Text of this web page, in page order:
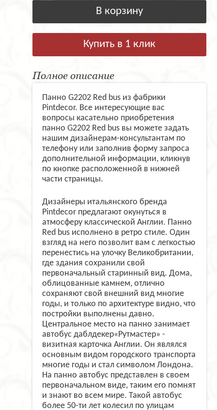
В корзину
Купить в 1 клик
Полное описание
Панно G2202 Red bus из фабрики
Pintdecor. Все интересующие вас
вопросы касательно приобретения
панно G2202 Red bus вы можете задать
нашим дизайнерам-консультантам по
телефону или заполнив форму запроса
дополнительной информации, кликнув
по кнопке расположенной в нижней
части страницы.
Дизайнеры итальянского бренда
Pintdecor предлагают окунуться в
атмосферу классической Англии. Панно
Red bus исполнено в ретро стиле. Один
взгляд на него позволит вам с легкостью
перенестись на улочку Великобритании,
где здания сохранили свой
первоначальный старинный вид. Дома,
облицованные камнем, отлично
сохраняют свой внешний вид многие
годы, и только по архитектуре видно, что
постройки выполнены давно.
Центральное место на панно занимает
автобус даблдекер«Рутмастер» -
визитная карточка Англии. Он являлся
основным видом городского транспорта
многие годы и стал символом Лондона.
На панно автобус представлен в своем
первоначальном виде, таким его помнят
и знают во всем мире. Такой автобус
более 50-ти лет колесил по улицам